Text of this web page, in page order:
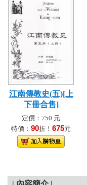
江南傳教史(五)[上
下冊合售]
定價：750 元
特價： 90折！ 675元